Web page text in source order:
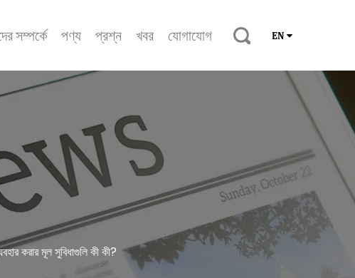
সম্পর্কে পণ্য প্রশ্ন খবর যোগাযোগ EN
করার মূল সুবিধাগুলি কী কী?